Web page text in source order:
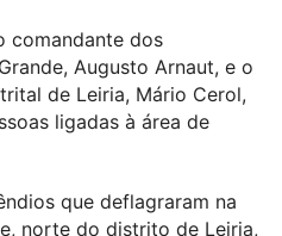
comandante dos
Augusto Arnaut, e o
de Leiria, Mário Cerol,
ligadas à área de
que deflagraram na
norte do distrito de Leiria,